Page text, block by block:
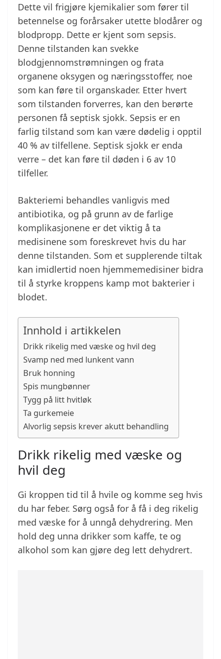
Dette vil frigjøre kjemikalier som fører til
betennelse og forårsaker utette blodårer og
blodpropp. Dette er kjent som sepsis.
Denne tilstanden kan svekke
blodgjennomstrømningen og frata
organene oksygen og næringsstoffer, noe
som kan føre til organskader. Etter hvert
som tilstanden forverres, kan den berørte
personen få septisk sjokk. Sepsis er en
farlig tilstand som kan være dødelig i opptil
40 % av tilfellene. Septisk sjokk er enda
verre – det kan føre til døden i 6 av 10
tilfeller.
Bakteriemi behandles vanligvis med
antibiotika, og på grunn av de farlige
komplikasjonene er det viktig å ta
medisinene som foreskrevet hvis du har
denne tilstanden. Som et supplerende tiltak
kan imidlertid noen hjemmemedisiner bidra
til å styrke kroppens kamp mot bakterier i
blodet.
Innhold i artikkelen
Drikk rikelig med væske og hvil deg
Svamp ned med lunkent vann
Bruk honning
Spis mungbønner
Tygg på litt hvitløk
Ta gurkemeie
Alvorlig sepsis krever akutt behandling
Drikk rikelig med væske og
hvil deg
Gi kroppen tid til å hvile og komme seg hvis
du har feber. Sørg også for å få i deg rikelig
med væske for å unngå dehydrering. Men
hold deg unna drikker som kaffe, te og
alkohol som kan gjøre deg lett dehydrert.